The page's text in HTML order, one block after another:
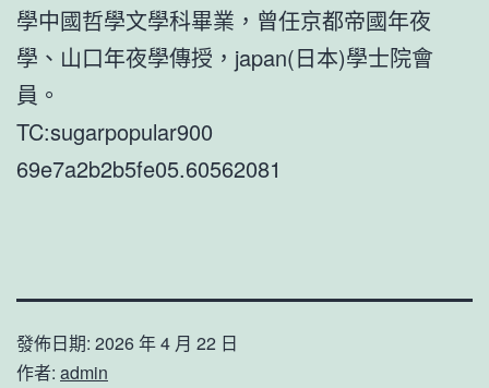
學中國哲學文學科畢業，曾任京都帝國年夜
學、山口年夜學傳授，japan(日本)學士院會
員。
TC:sugarpopular900
69e7a2b2b5fe05.60562081
發佈日期: 2026 年 4 月 22 日
作者: admin